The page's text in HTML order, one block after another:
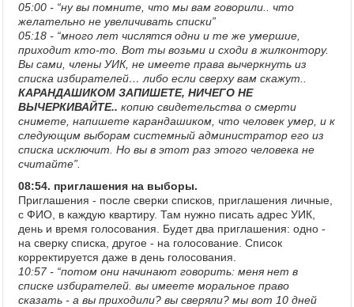
05:00 - “ну вы помните, что мы вам говорили.. что
желательно не увеличивать списки”
05:18 - “много лет числятся одни и те же умершие,
приходит кто-то. Вот ты возьми и сходи в жилконтору.
Вы сами, члены УИК, не имеете права вычеркнуть из
списка избирателей… либо если сверху вам скажут..
КАРАНДАШИКОМ ЗАПИШЕТЕ, НИЧЕГО НЕ
ВЫЧЕРКИВАЙТЕ.. копию свидетельства о смерти
снимете, напишете карандашиком, что человек умер, и к
следующим выборам системный администратор его из
списка исключит. Но вы в этот раз этого человека не
считайте”.
08:54. приглашения на выборы.
Приглашения - после сверки списков, приглашения личные,
с ФИО, в каждую квартиру. Там нужно писать адрес УИК,
день и время голосования. Будет два приглашения: одно -
на сверку списка, другое - на голосование. Список
корректируется даже в день голосования.
10:57 - “потом они начинают говорить: меня нет в
списке избирателей. вы имеете моральное право
сказать - а вы приходили? вы сверяли? мы вот 10 дней